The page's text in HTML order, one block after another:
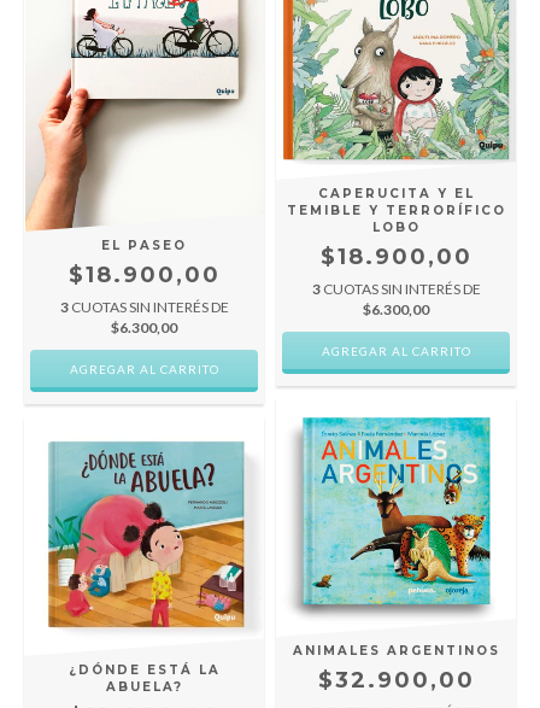
EL PASEO
$18.900,00
3 CUOTAS SIN INTERÉS DE
$6.300,00
CAPERUCITA Y EL
TEMIBLE Y TERRORÍFICO
LOBO
$18.900,00
3 CUOTAS SIN INTERÉS DE
$6.300,00
¿DÓNDE ESTÁ LA
ABUELA?
ANIMALES ARGENTINOS
$32.900,00